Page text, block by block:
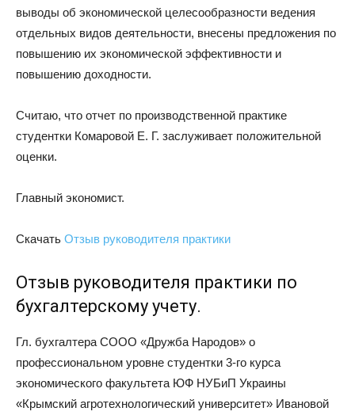
выводы об экономической целесообразности ведения
отдельных видов деятельности, внесены предложения по
повышению их экономической эффективности и
повышению доходности.
Считаю, что отчет по производственной практике
студентки Комаровой Е. Г. заслуживает положительной
оценки.
Главный экономист.
Скачать Отзыв руководителя практики
Отзыв руководителя практики по
бухгалтерскому учету.
Гл. бухгалтера СООО «Дружба Народов» о
профессиональном уровне студентки 3-го курса
экономического факультета ЮФ НУБиП Украины
«Крымский агротехнологический университет» Ивановой